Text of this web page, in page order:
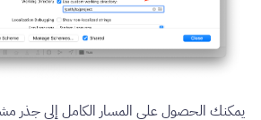
يمكنك الحصول على المسار الكامل إلى جذر